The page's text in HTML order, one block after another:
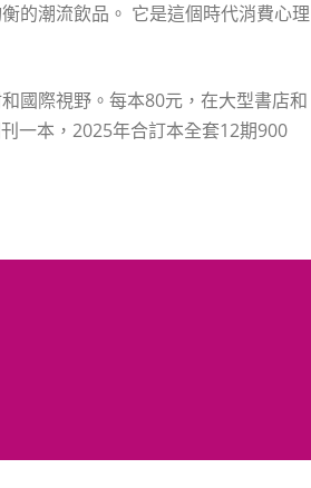
的潮流飲品。 它是這個時代消費心理
國際視野。每本80元，在大型書店和
一本，2025年合訂本全套12期900